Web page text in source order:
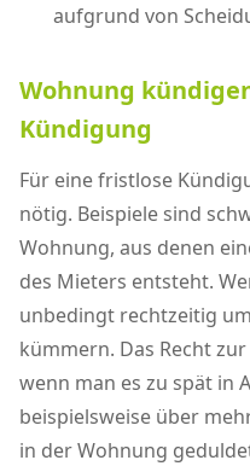
aufgrund von
Wohnung
Kündigung
Für eine fristlose
nötig. Beispiele sind
Wohnung, aus denen
des Mieters entsteht.
unbedingt rechtzeitig
kümmern. Das Recht
wenn man es zu spät in
beispielsweise über
in der Wohnung